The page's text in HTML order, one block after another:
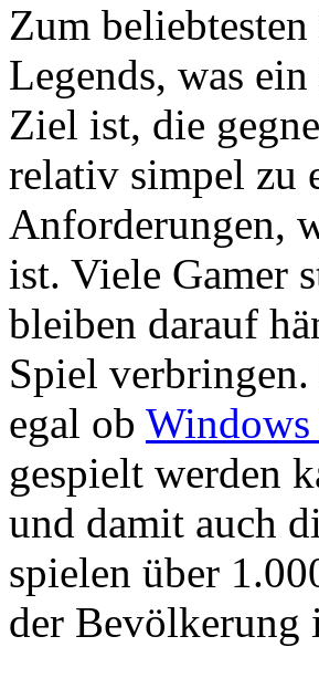
Zum
Legends, was
Ziel ist, die
relativ simpel zu
Anforderungen,
ist. Viele Gamer
bleiben darauf
Spiel
egal ob Windows
gespielt werden
und damit auch
spielen über
der Bevölkerung